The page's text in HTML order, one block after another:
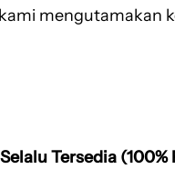
mengutamakan
Tersedia (100%